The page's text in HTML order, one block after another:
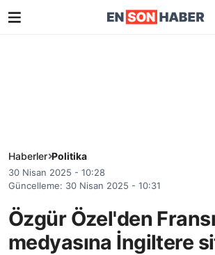
Haberler Politika
30 Nisan 2025 - 10:28
Güncelleme: 30 Nisan 2025 - 10:31
Özgür Özel'den
medyasına İngiltere